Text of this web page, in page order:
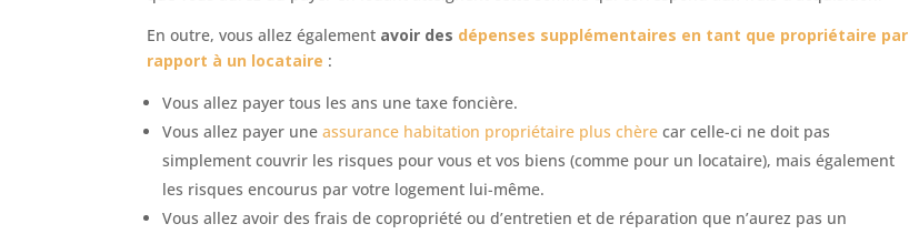
En outre, vous allez également avoir des dépenses supplémentaires en tant que propriétaire par
rapport à un locataire :
Vous allez payer tous les ans une taxe foncière.
Vous allez payer une assurance habitation propriétaire plus chère car celle-ci ne doit pas
simplement couvrir les risques pour vous et vos biens (comme pour un locataire), mais également
les risques encourus par votre logement lui-même.
Vous allez avoir des frais de copropriété ou d’entretien et de réparation que n’aurez pas un